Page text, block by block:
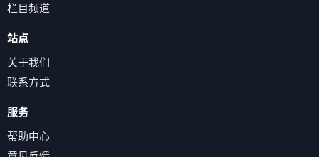
栏目频道
站点
关于我们
联系方式
服务
帮助中心